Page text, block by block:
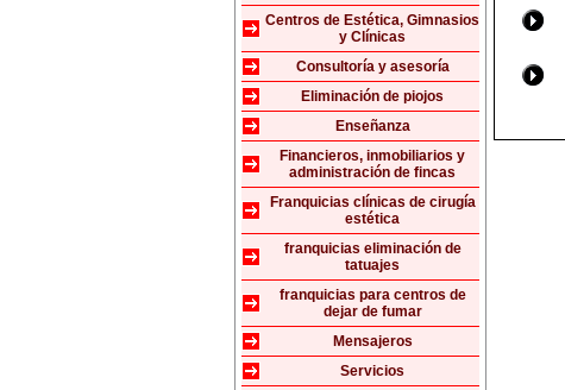
Centros de Estética, Gimnasios
y Clínicas
Consultoría y asesoría
Eliminación de piojos
Enseñanza
Financieros, inmobiliarios y
administración de fincas
Franquicias clínicas de cirugía
estética
franquicias eliminación de
tatuajes
franquicias para centros de
dejar de fumar
Mensajeros
Servicios